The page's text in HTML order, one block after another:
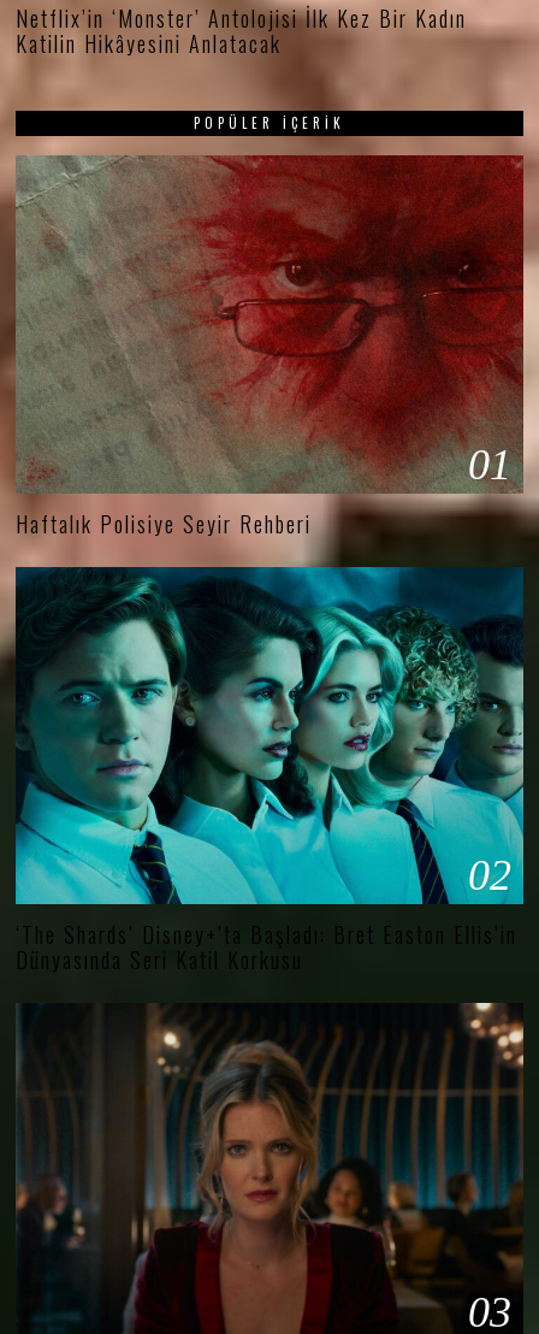
Netflix’in ‘Monster’ Antolojisi İlk Kez Bir Kadın
Katilin Hikâyesini Anlatacak
POPÜLER İÇERIK
01
Haftalık Polisiye Seyir Rehberi
02
‘The Shards’ Disney+’ta Başladı: Bret Easton Ellis’in
Dünyasında Seri Katil Korkusu
03